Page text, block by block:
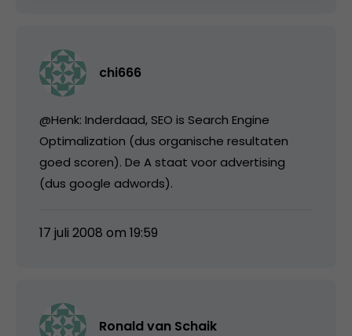
chi666
@Henk: Inderdaad, SEO is Search Engine
Optimalization (dus organische resultaten
goed scoren). De A staat voor advertising
(dus google adwords).
17 juli 2008 om 19:59
Ronald van Schaik